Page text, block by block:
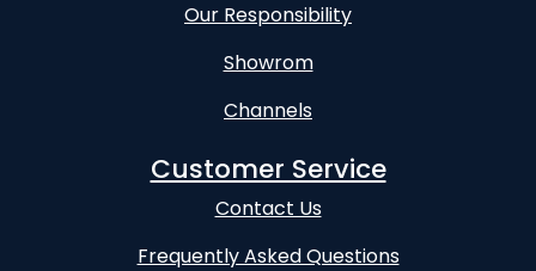
Our Responsibility
Showrom
Channels
Customer Service
Contact Us
Frequently Asked Questions